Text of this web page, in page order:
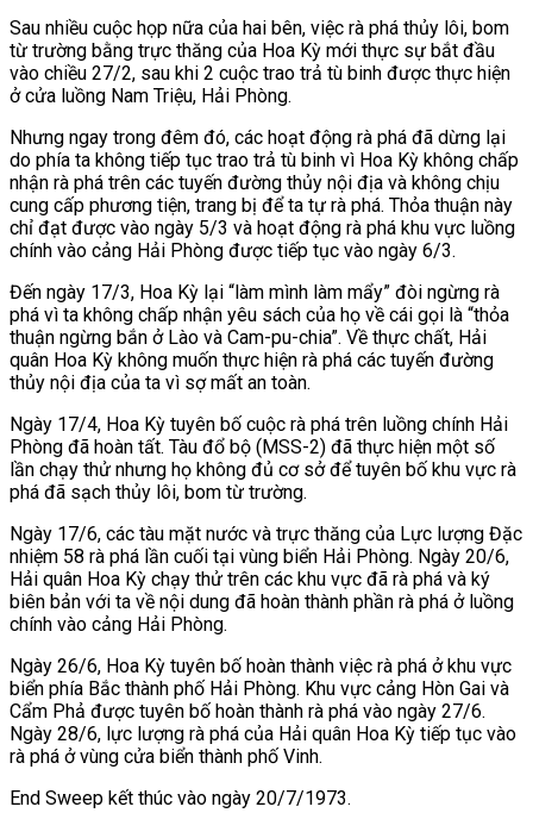
Sau nhiều cuộc họp nữa của hai bên, việc rà phá thủy lôi, bom
từ trường bằng trực thăng của Hoa Kỳ mới thực sự bắt đầu
vào chiều 27/2, sau khi 2 cuộc trao trả tù binh được thực hiện
ở cửa luồng Nam Triệu, Hải Phòng.
Nhưng ngay trong đêm đó, các hoạt động rà phá đã dừng lại
do phía ta không tiếp tục trao trả tù binh vì Hoa Kỳ không chấp
nhận rà phá trên các tuyến đường thủy nội địa và không chịu
cung cấp phương tiện, trang bị để ta tự rà phá. Thỏa thuận này
chỉ đạt được vào ngày 5/3 và hoạt động rà phá khu vực luồng
chính vào cảng Hải Phòng được tiếp tục vào ngày 6/3.
Đến ngày 17/3, Hoa Kỳ lại “làm mình làm mẩy” đòi ngừng rà
phá vì ta không chấp nhận yêu sách của họ về cái gọi là “thỏa
thuận ngừng bắn ở Lào và Cam-pu-chia”. Về thực chất, Hải
quân Hoa Kỳ không muốn thực hiện rà phá các tuyến đường
thủy nội địa của ta vì sợ mất an toàn.
Ngày 17/4, Hoa Kỳ tuyên bố cuộc rà phá trên luồng chính Hải
Phòng đã hoàn tất. Tàu đổ bộ (MSS-2) đã thực hiện một số
lần chạy thử nhưng họ không đủ cơ sở để tuyên bố khu vực rà
phá đã sạch thủy lôi, bom từ trường.
Ngày 17/6, các tàu mặt nước và trực thăng của Lực lượng Đặc
nhiệm 58 rà phá lần cuối tại vùng biển Hải Phòng. Ngày 20/6,
Hải quân Hoa Kỳ chạy thử trên các khu vực đã rà phá và ký
biên bản với ta về nội dung đã hoàn thành phần rà phá ở luồng
chính vào cảng Hải Phòng.
Ngày 26/6, Hoa Kỳ tuyên bố hoàn thành việc rà phá ở khu vực
biển phía Bắc thành phố Hải Phòng. Khu vực cảng Hòn Gai và
Cẩm Phả được tuyên bố hoàn thành rà phá vào ngày 27/6.
Ngày 28/6, lực lượng rà phá của Hải quân Hoa Kỳ tiếp tục vào
rà phá ở vùng cửa biển thành phố Vinh.
End Sweep kết thúc vào ngày 20/7/1973.